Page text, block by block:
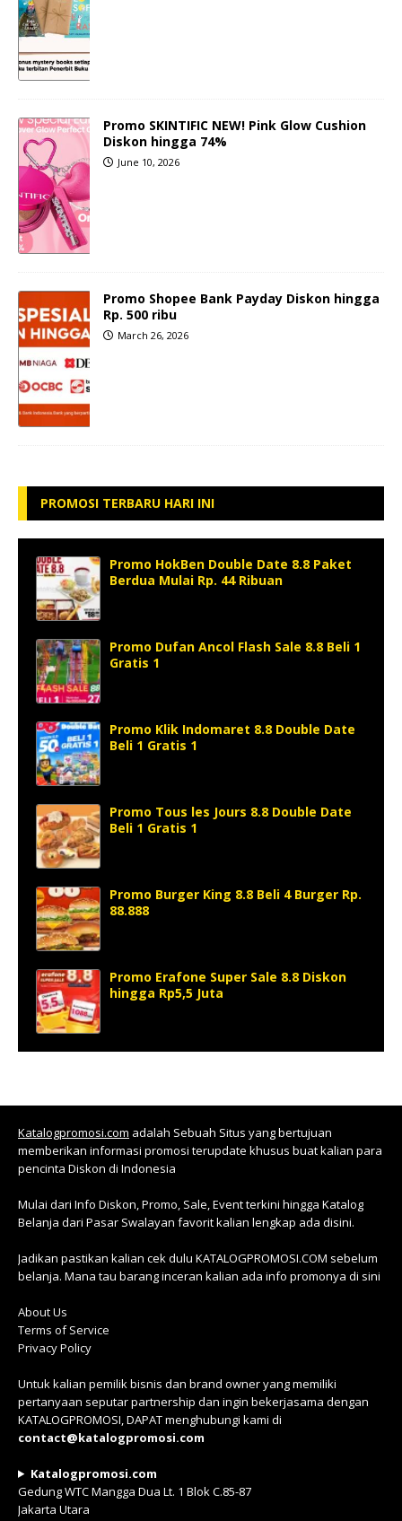
Promo SKINTIFIC NEW! Pink Glow Cushion
Diskon hingga 74%
June 10, 2026
Promo Shopee Bank Payday Diskon hingga
Rp. 500 ribu
March 26, 2026
PROMOSI TERBARU HARI INI
Promo HokBen Double Date 8.8 Paket
Berdua Mulai Rp. 44 Ribuan
Promo Dufan Ancol Flash Sale 8.8 Beli 1
Gratis 1
Promo Klik Indomaret 8.8 Double Date
Beli 1 Gratis 1
Promo Tous les Jours 8.8 Double Date
Beli 1 Gratis 1
Promo Burger King 8.8 Beli 4 Burger Rp.
88.888
Promo Erafone Super Sale 8.8 Diskon
hingga Rp5,5 Juta
Katalogpromosi.com adalah Sebuah Situs yang bertujuan
memberikan informasi promosi terupdate khusus buat kalian para
pencinta Diskon di Indonesia
Mulai dari Info Diskon, Promo, Sale, Event terkini hingga Katalog
Belanja dari Pasar Swalayan favorit kalian lengkap ada disini.
Jadikan pastikan kalian cek dulu KATALOGPROMOSI.COM sebelum
belanja. Mana tau barang inceran kalian ada info promonya di sini
About Us
Terms of Service
Privacy Policy
Untuk kalian pemilik bisnis dan brand owner yang memiliki
pertanyaan seputar partnership dan ingin bekerjasama dengan
KATALOGPROMOSI, DAPAT menghubungi kami di
contact@katalogpromosi.com
Katalogpromosi.com
Gedung WTC Mangga Dua Lt. 1 Blok C.85-87
Jakarta Utara